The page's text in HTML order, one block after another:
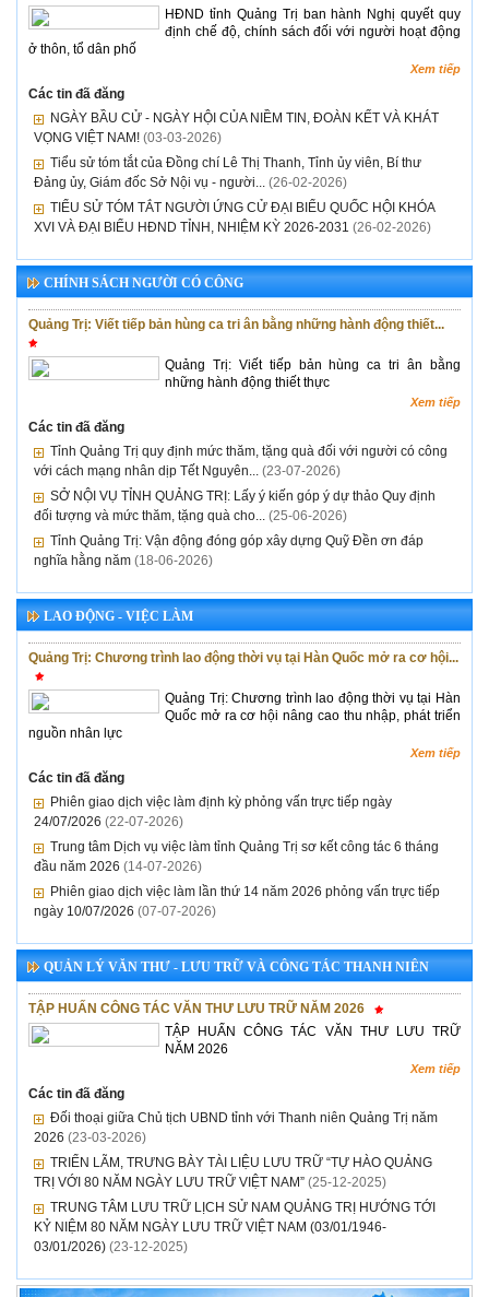
HĐND tỉnh Quảng Trị ban hành Nghị quyết quy
định chế độ, chính sách đối với người hoạt động
ở thôn, tổ dân phố
Xem tiếp
Các tin đã đăng
NGÀY BẦU CỬ - NGÀY HỘI CỦA NIỀM TIN, ĐOÀN KẾT VÀ KHÁT
VỌNG VIỆT NAM! (03-03-2026)
Tiểu sử tóm tắt của Đồng chí Lê Thị Thanh, Tỉnh ủy viên, Bí thư
Đảng ủy, Giám đốc Sở Nội vụ - người... (26-02-2026)
TIỂU SỬ TÓM TẮT NGƯỜI ỨNG CỬ ĐẠI BIỂU QUỐC HỘI KHÓA
XVI VÀ ĐẠI BIỂU HĐND TỈNH, NHIỆM KỲ 2026-2031 (26-02-2026)
CHÍNH SÁCH NGƯỜI CÓ CÔNG
Quảng Trị: Viết tiếp bản hùng ca tri ân bằng những hành động thiết...
Quảng Trị: Viết tiếp bản hùng ca tri ân bằng
những hành động thiết thực
Xem tiếp
Các tin đã đăng
Tỉnh Quảng Trị quy định mức thăm, tặng quà đối với người có công
với cách mạng nhân dịp Tết Nguyên... (23-07-2026)
SỞ NỘI VỤ TỈNH QUẢNG TRỊ: Lấy ý kiến góp ý dự thảo Quy định
đối tượng và mức thăm, tặng quà cho... (25-06-2026)
Tỉnh Quảng Trị: Vận động đóng góp xây dựng Quỹ Đền ơn đáp
nghĩa hằng năm (18-06-2026)
LAO ĐỘNG - VIỆC LÀM
Quảng Trị: Chương trình lao động thời vụ tại Hàn Quốc mở ra cơ hội...
Quảng Trị: Chương trình lao động thời vụ tại Hàn
Quốc mở ra cơ hội nâng cao thu nhập, phát triển
nguồn nhân lực
Xem tiếp
Các tin đã đăng
Phiên giao dịch việc làm định kỳ phỏng vấn trực tiếp ngày
24/07/2026 (22-07-2026)
Trung tâm Dịch vụ việc làm tỉnh Quảng Trị sơ kết công tác 6 tháng
đầu năm 2026 (14-07-2026)
Phiên giao dịch việc làm lần thứ 14 năm 2026 phỏng vấn trực tiếp
ngày 10/07/2026 (07-07-2026)
QUẢN LÝ VĂN THƯ - LƯU TRỮ VÀ CÔNG TÁC THANH NIÊN
TẬP HUẤN CÔNG TÁC VĂN THƯ LƯU TRỮ NĂM 2026
TẬP HUẤN CÔNG TÁC VĂN THƯ LƯU TRỮ
NĂM 2026
Xem tiếp
Các tin đã đăng
Đối thoại giữa Chủ tịch UBND tỉnh với Thanh niên Quảng Trị năm
2026 (23-03-2026)
TRIỂN LÃM, TRƯNG BÀY TÀI LIỆU LƯU TRỮ “TỰ HÀO QUẢNG
TRỊ VỚI 80 NĂM NGÀY LƯU TRỮ VIỆT NAM” (25-12-2025)
TRUNG TÂM LƯU TRỮ LỊCH SỬ NAM QUẢNG TRỊ HƯỚNG TỚI
KỶ NIỆM 80 NĂM NGÀY LƯU TRỮ VIỆT NAM (03/01/1946-
03/01/2026) (23-12-2025)